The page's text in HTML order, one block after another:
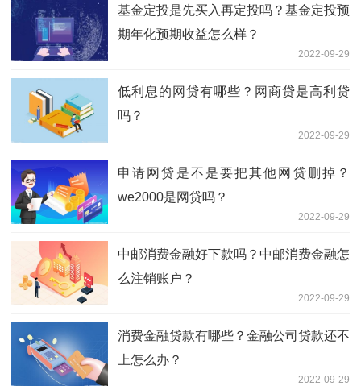
基金定投是先买入再定投吗？基金定投预
期年化预期收益怎么样？
2022-09-29
低利息的网贷有哪些？网商贷是高利贷
吗？
2022-09-29
申请网贷是不是要把其他网贷删掉？
we2000是网贷吗？
2022-09-29
中邮消费金融好下款吗？中邮消费金融怎
么注销账户？
2022-09-29
消费金融贷款有哪些？金融公司贷款还不
上怎么办？
2022-09-29